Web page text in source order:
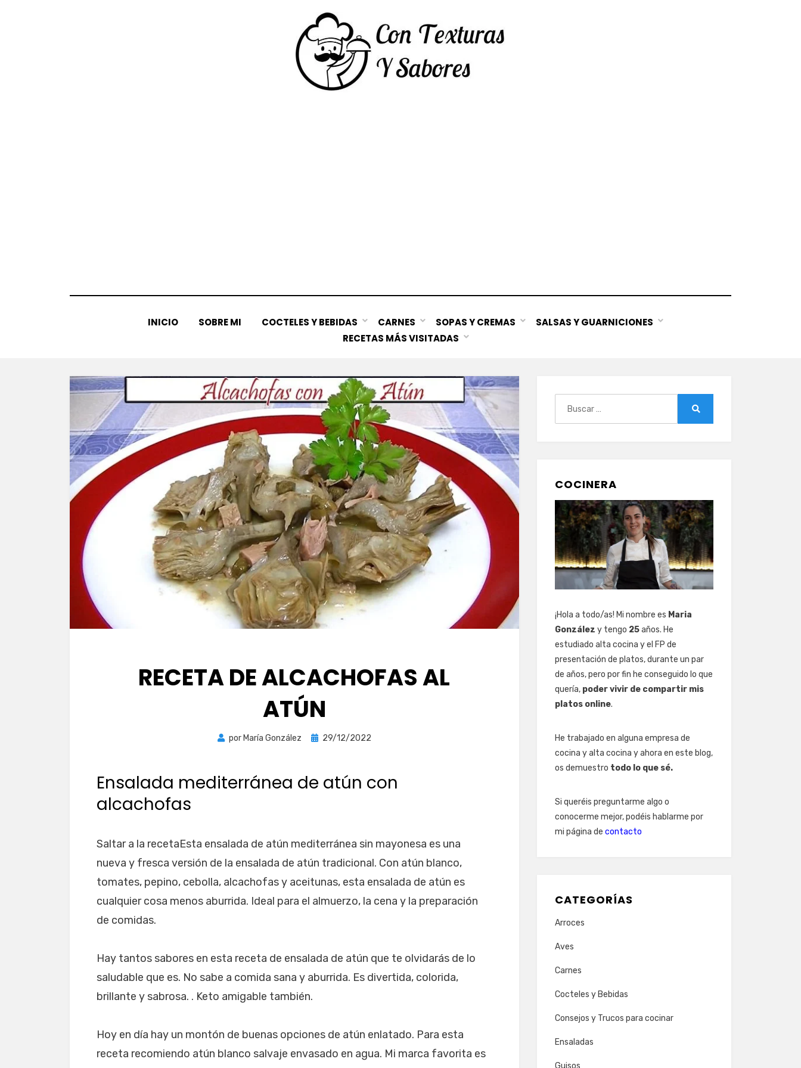
INICIO SOBRE MI COCTELES Y BEBIDAS CARNES SOPAS Y CREMAS
SALSAS Y GUARNICIONES
RECETAS MÁS VISITADAS
RECETA DE ALCACHOFAS AL
ATÚN
por María González
Publicada
29/12/2022
Ensalada mediterránea de atún con
alcachofas
Saltar a la recetaEsta ensalada de atún mediterránea sin mayonesa es una
nueva y fresca versión de la ensalada de atún tradicional. Con atún blanco,
tomates, pepino, cebolla, alcachofas y aceitunas, esta ensalada de atún es
cualquier cosa menos aburrida. Ideal para el almuerzo, la cena y la preparación
de comidas.
Hay tantos sabores en esta receta de ensalada de atún que te olvidarás de lo
saludable que es. No sabe a comida sana y aburrida. Es divertida, colorida,
brillante y sabrosa. . Keto amigable también.
Hoy en día hay un montón de buenas opciones de atún enlatado. Para esta
receta recomiendo atún blanco salvaje envasado en agua. Mi marca favorita es
COCINERA
¡Hola a todo/as! Mi nombre es Maria
González y tengo 25años. He
estudiado alta cocina y el FP de
presentación de platos, durante un par
de años, pero por fin he conseguido lo que
quería, poder vivir de compartir mis
platos online.
He trabajado en alguna empresa de
cocina y alta cocina y ahora en este blog,
os demuestro todo lo que sé.
Si queréis preguntarme algo o
conocerme mejor, podéis hablarme por
mi página de contacto
CATEGORÍAS
Arroces
Aves
Carnes
Cocteles y Bebidas
Consejos y Trucos para cocinar
Ensaladas
Guisos